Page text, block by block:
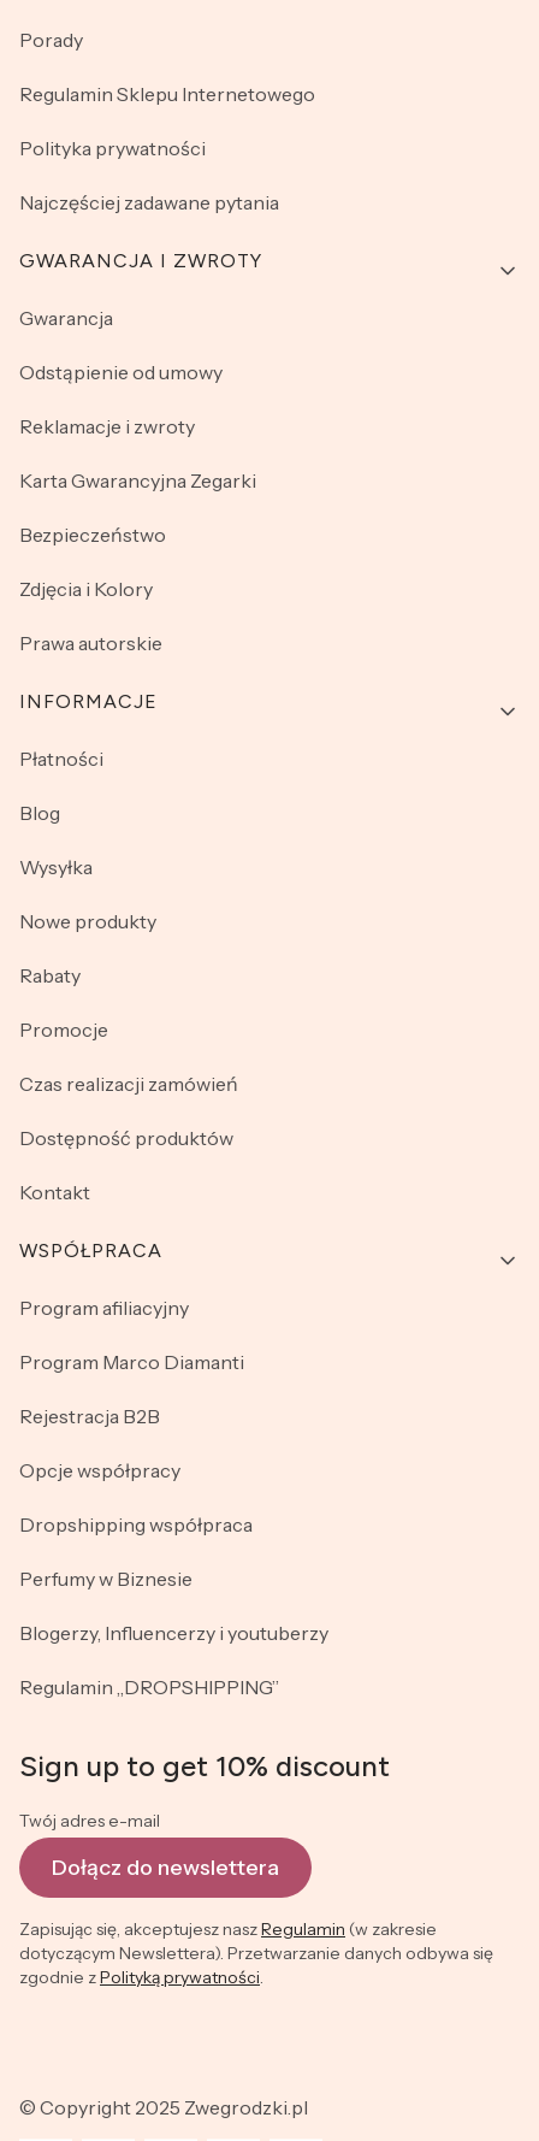
Porady
Regulamin Sklepu Internetowego
Polityka prywatności
Najczęściej zadawane pytania
GWARANCJA I ZWROTY
Gwarancja
Odstąpienie od umowy
Reklamacje i zwroty
Karta Gwarancyjna Zegarki
Bezpieczeństwo
Zdjęcia i Kolory
Prawa autorskie
INFORMACJE
Płatności
Blog
Wysyłka
Nowe produkty
Rabaty
Promocje
Czas realizacji zamówień
Dostępność produktów
Kontakt
WSPÓŁPRACA
Program afiliacyjny
Program Marco Diamanti
Rejestracja B2B
Opcje współpracy
Dropshipping współpraca
Perfumy w Biznesie
Blogerzy, Influencerzy i youtuberzy
Regulamin „DROPSHIPPING”
Sign up to get 10% discount
Twój adres e-mail
Dołącz do newslettera
Zapisując się, akceptujesz naszRegulamin (w zakresie
dotyczącym Newslettera). Przetwarzanie danych odbywa się
zgodnie zPolityką prywatności.
© Copyright 2025 Zwegrodzki.pl